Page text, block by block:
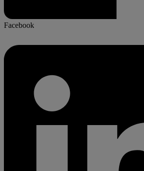
Facebook